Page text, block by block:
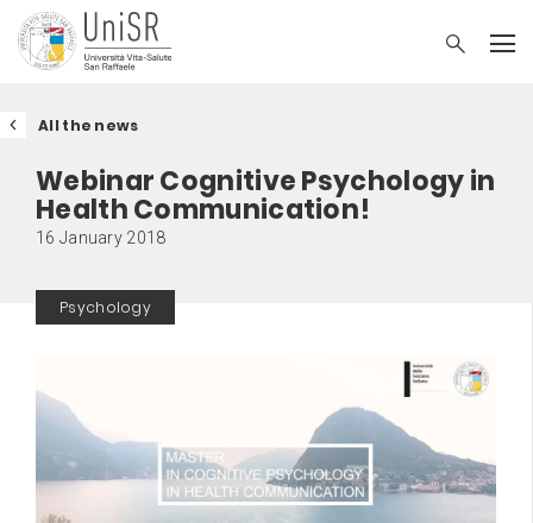
All the news
Webinar Cognitive Psychology in
Health Communication!
16 January 2018
Psychology